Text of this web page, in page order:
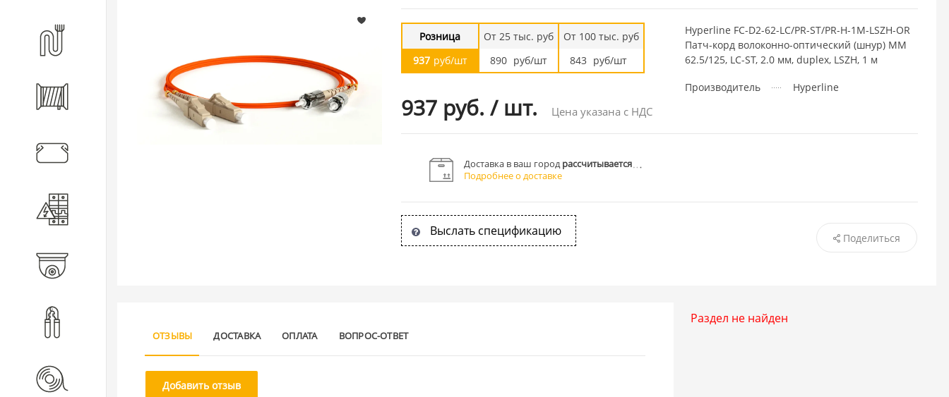
Расходные материалы
Розница
937 руб/шт
От 25 тыс. руб
890 руб/шт
От 100 тыс. руб
843 руб/шт
937 руб. / шт. Цена указана с НДС
Hyperline FC-D2-62-LC/PR-ST/PR-H-1M-LSZH-OR
Патч-корд волоконно-оптический (шнур) MM
62.5/125, LC-ST, 2.0 мм, duplex, LSZH, 1 м
Производитель Hyperline
Доставка в ваш городрассчитывается
Подробнее о доставке
Выслать спецификацию Поделиться
ОТЗЫВЫ ДОСТАВКА ОПЛАТА ВОПРОС-ОТВЕТ
Добавить отзыв
Раздел не найден